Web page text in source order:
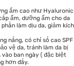
ẩm cao như Hyaluronic
ẩm, dưỡng ẩm cho da
làm dịu da, giảm kích
nắng, có chỉ số cao SPF
vệ da, tránh làm da bị
vào ban ngày ( đặc biệt
hơn đấy.